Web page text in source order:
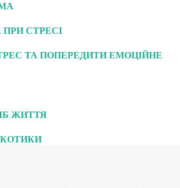
СТРЕСІ
ТА ПОПЕРЕДИТИ ЕМОЦІЙНЕ
ЖИТТЯ